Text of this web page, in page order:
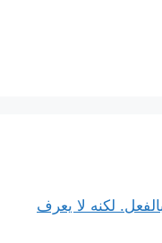
لكنه لا يعرف